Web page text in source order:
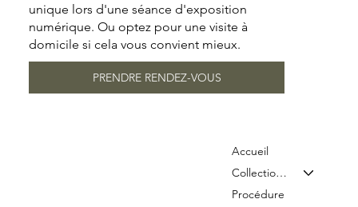
Accueil
Collection & Tarifs
Procédure
unique lors d'une séance d'exposition
numérique. Ou optez pour une visite à
domicile si cela vous convient mieux.
PRENDRE RENDEZ-VOUS